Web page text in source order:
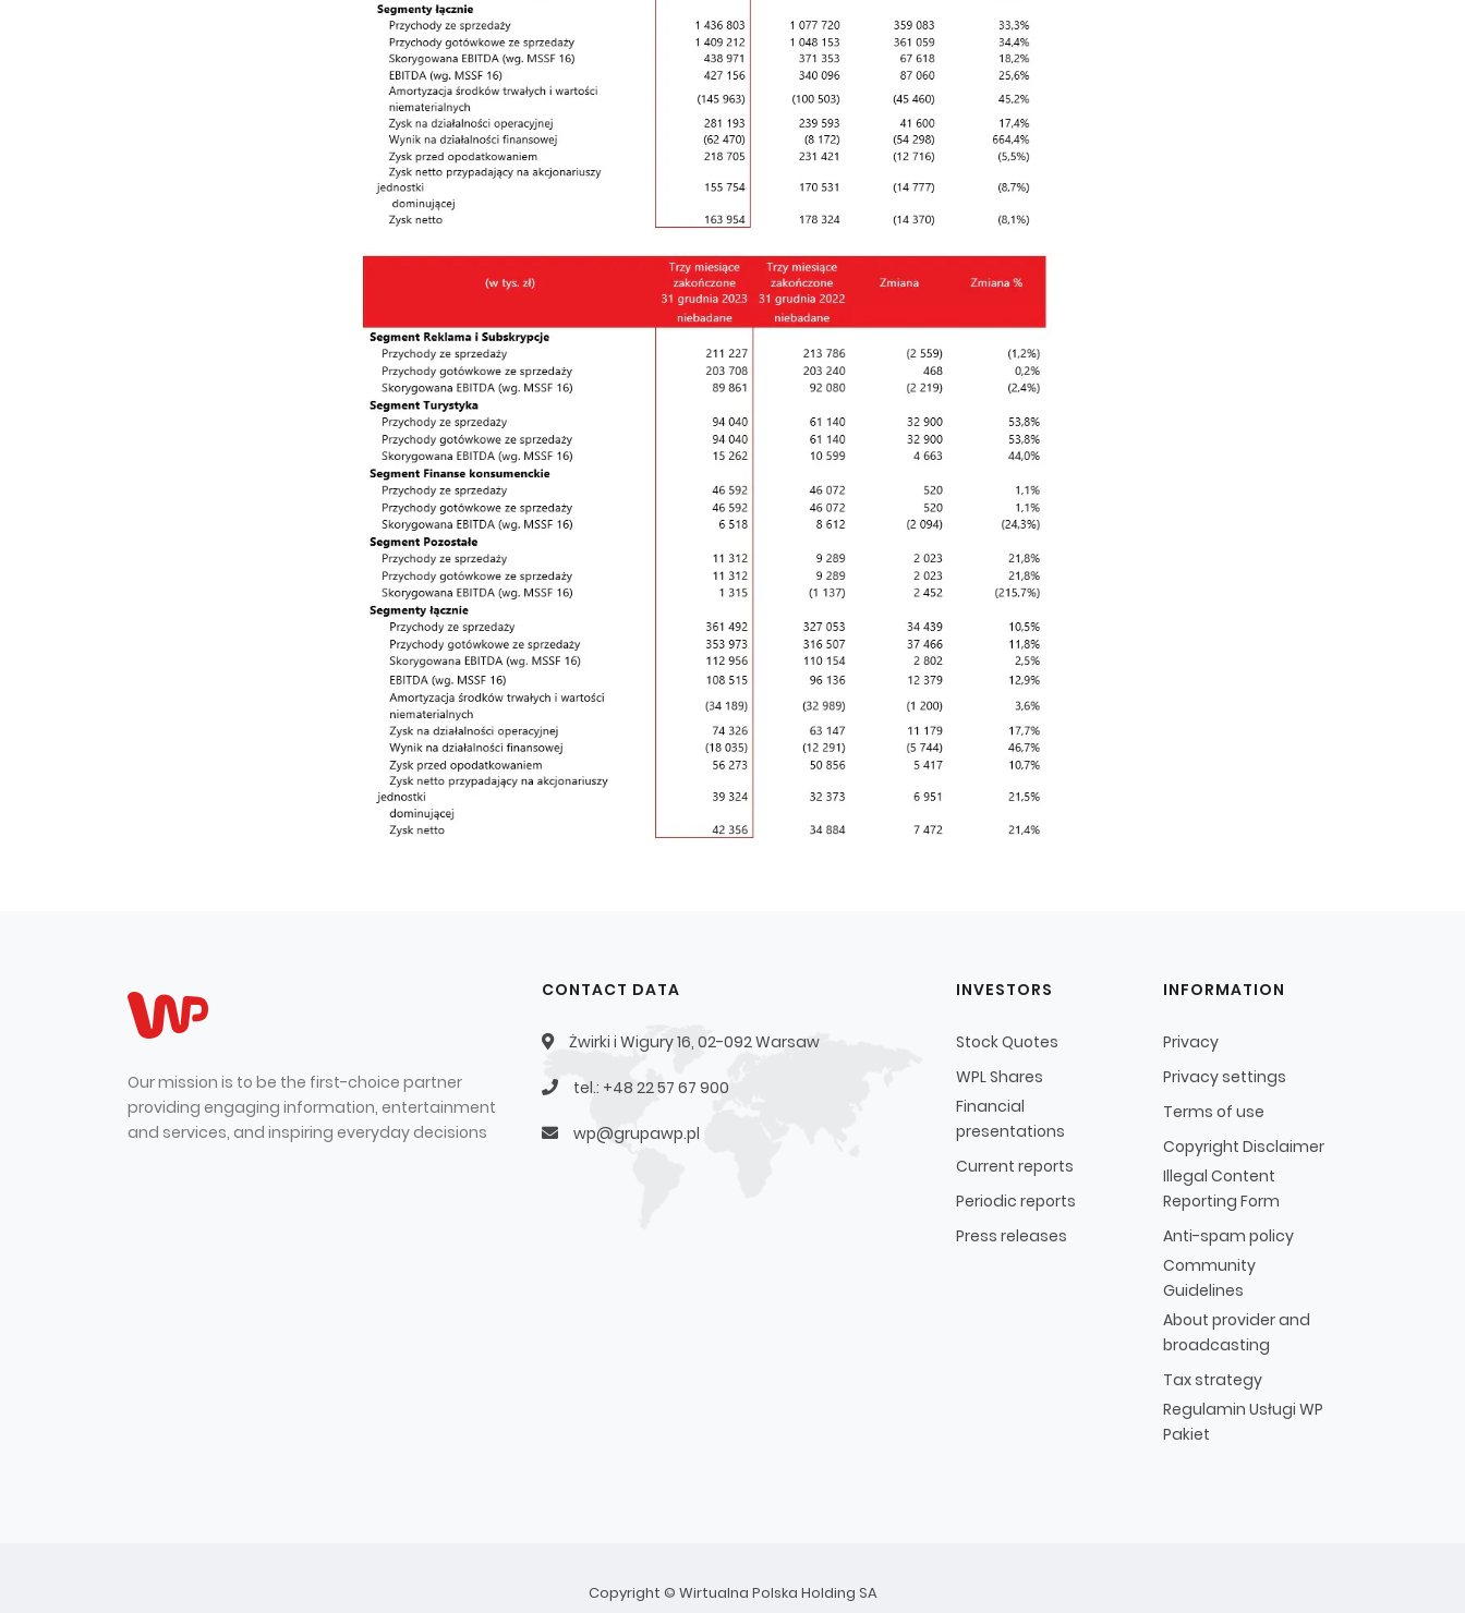
Our mission is to be the first-choice partner
providing engaging information, entertainment
and services, and inspiring everyday decisions
CONTACT DATA
Żwirki i Wigury 16, 02-092 Warsaw
tel.: +48 22 57 67 900
wp@grupawp.pl
INVESTORS
Stock Quotes
WPL Shares
Financial
presentations
Current reports
Periodic reports
Press releases
INFORMATION
Privacy
Privacy settings
Terms of use
Copyright Disclaimer
Illegal Content
Reporting Form
Anti-spam policy
Community
Guidelines
About provider and
broadcasting
Tax strategy
Regulamin Usługi WP
Pakiet
Copyright © Wirtualna Polska Holding SA